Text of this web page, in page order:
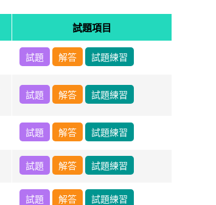
試題項目
試題 解答 試題練習
試題 解答 試題練習
試題 解答 試題練習
試題 解答 試題練習
試題 解答 試題練習